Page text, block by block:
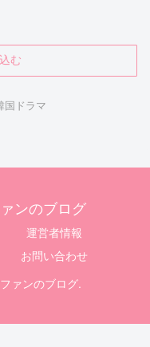
む
国ドラマ
ンのブログ
運営者情報
お問い合わせ
ァンのブログ.